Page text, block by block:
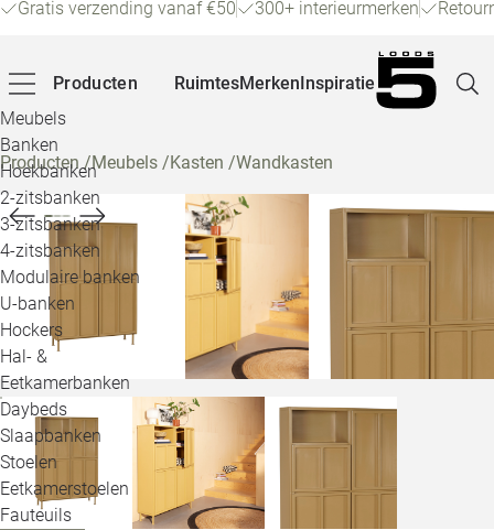
Gratis verzending vanaf €50 300+ interieurmerken
Producten
Meubels
Banken
Hoekbanken
2-zitsbanken
3-zitsbanken
4-zitsbanken
Modulaire banken
U-banken
Hockers
Hal- &
Eetkamerbanken
Daybeds
Slaapbanken
Stoelen
Eetkamerstoelen
Fauteuils
RuimtesMerkenInspiratie
Producten/Meubels /Kasten /Wandkasten